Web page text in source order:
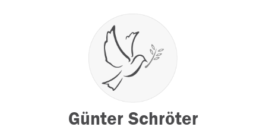
Günter Schröter